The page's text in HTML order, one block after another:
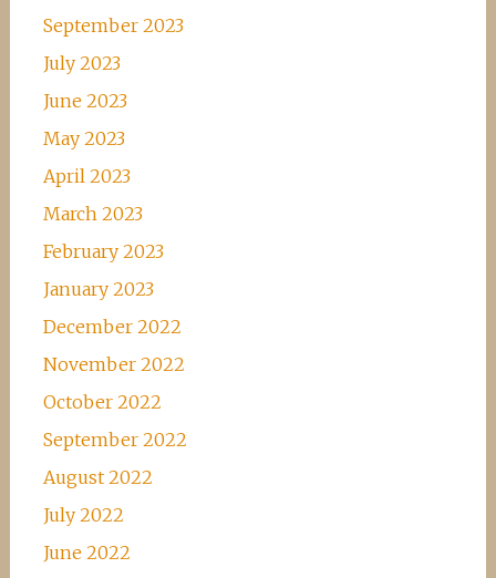
September 2023
July 2023
June 2023
May 2023
April 2023
March 2023
February 2023
January 2023
December 2022
November 2022
October 2022
September 2022
August 2022
July 2022
June 2022